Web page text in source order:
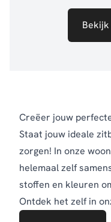
Creëer jouw
Staat jouw ideale
zorgen! In onze
helemaal zelf
stoffen en kleuren
Ontdek het zelf in